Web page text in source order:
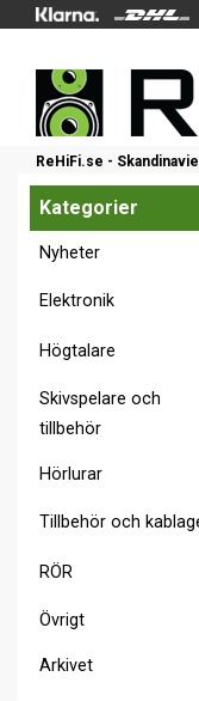
ReHiFi.se -
Kategorier
Nyheter
Elektronik
Högtalare
Skivspelare och
tillbehör
Hörlurar
Tillbehör och
RÖR
Övrigt
Arkivet